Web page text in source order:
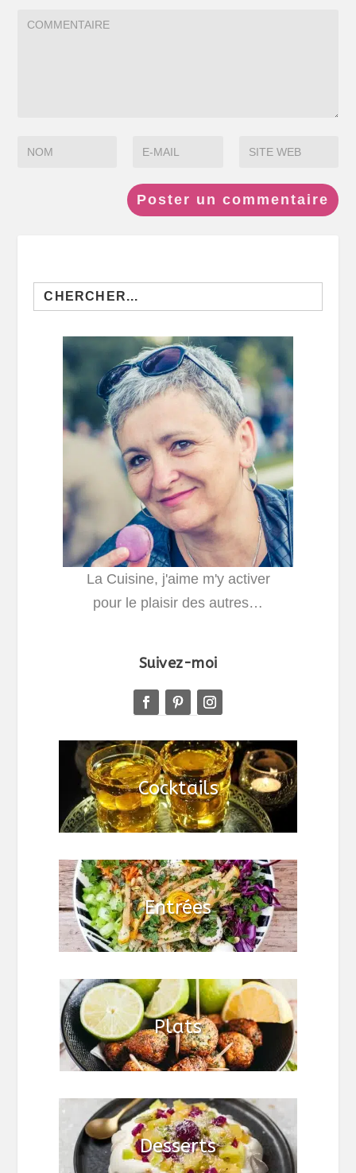
Search
for:
La Cuisine, j'aime m'y activer
pour le plaisir des autres…
Suivez-moi